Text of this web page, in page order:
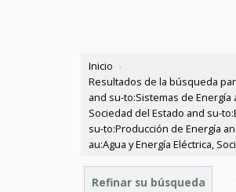
Inicio ›
Resultados de la búsqueda
and su-to:Sistemas de Energía
Sociedad del Estado and su-
su-to:Producción de Energía
au:Agua y Energía Eléctrica,
Refinar su búsqueda